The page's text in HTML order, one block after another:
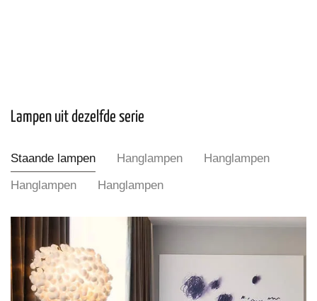
Lampen uit dezelfde serie
Staande lampen Hanglampen
Hanglampen
Hanglampen
Hanglampen